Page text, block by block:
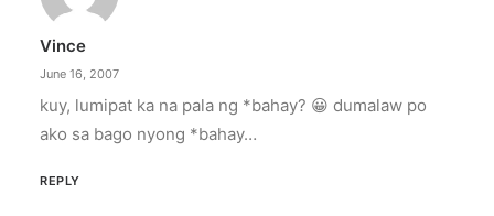
Vince
June 16, 2007
kuy, lumipat ka na pala ng *bahay? 😀 dumalaw po
ako sa bago nyong *bahay…
REPLY